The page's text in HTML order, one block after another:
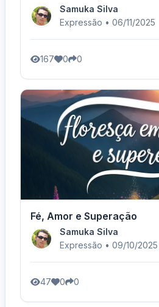
Samuka Silva
Expressão • 06/11/2025
167 0 0
Fé, Amor e Superação
Samuka Silva
Expressão • 09/10/2025
47 0 0